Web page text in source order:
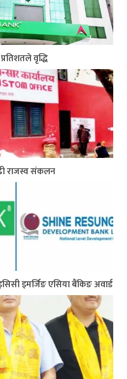
वृद्धि
राजस्व संकलन
इमर्जिङ एसिया बैंकिङ अवार्ड